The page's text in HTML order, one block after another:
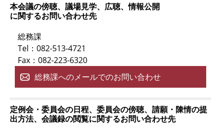
本会議の傍聴、議場見学、広聴、情報公開
に関するお問い合わせ先
総務課
Tel：082-513-4721
Fax：082-223-6320
総務課へのメールでのお問い合わせ
定例会・委員会の日程、委員会の傍聴、請願・陳情の提
出方法、会議録の閲覧に関するお問い合わせ先